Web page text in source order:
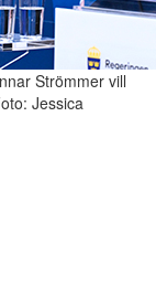
Strömmer vill
Jessica